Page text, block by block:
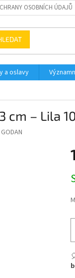
OSOBNÍCH ÚDAJŮ
a oslavy
cm – Lila
GODAN